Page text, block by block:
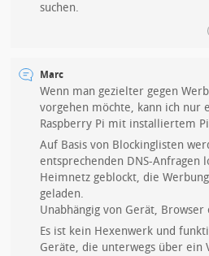
suchen.
Marc
Wenn man gezielter gegen
vorgehen möchte, kann ich nur
Raspberry Pi mit installiertem
Auf Basis von Blockinglisten
entsprechenden DNS-Anfragen
Heimnetz geblockt, die
geladen.
Unabhängig von Gerät, Browser
Es ist kein Hexenwerk und
Geräte, die unterwegs über ein